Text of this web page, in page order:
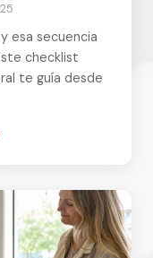
esa secuencia
checklist
te guía desde